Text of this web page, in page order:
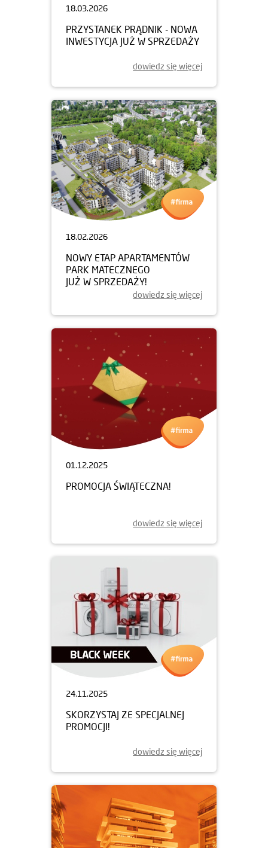
18.03.2026
PRZYSTANEK PRĄDNIK - NOWA
INWESTYCJA JUŻ W SPRZEDAŻY
dowiedz się więcej
18.02.2026
NOWY ETAP APARTAMENTÓW
PARK MATECZNEGO
JUŻ W SPRZEDAŻY!
dowiedz się więcej
01.12.2025
PROMOCJA ŚWIĄTECZNA!
dowiedz się więcej
24.11.2025
SKORZYSTAJ ZE SPECJALNEJ
PROMOCJI!
dowiedz się więcej